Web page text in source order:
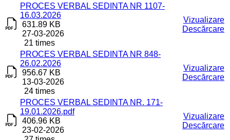
PROCES VERBAL SEDINTA NR 1107-
16.03.2026
631.89 KB
27-03-2026
21 times
Vizualizare
Descărcare
PROCES VERBAL SEDINTA NR 848-
26.02.2026
956.67 KB
13-03-2026
24 times
Vizualizare
Descărcare
PROCES VERBAL SEDINTA NR. 171-
19.01.2026.pdf
406.96 KB
23-02-2026
Vizualizare
Descărcare